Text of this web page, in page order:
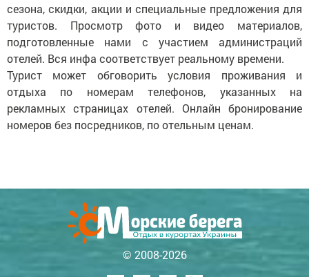
сезона, скидки, акции и специальные предложения для
туристов. Просмотр фото и видео материалов,
подготовленные нами с участием администраций
отелей. Вся инфа соответствует реальному времени.
Турист может обговорить условия проживания и
отдыха по номерам телефонов, указанных на
рекламных страницах отелей. Онлайн бронирование
номеров без посредников, по отельным ценам.
© 2008-2026